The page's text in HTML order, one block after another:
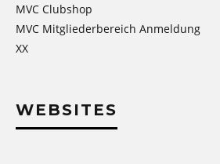
MVC Clubshop
MVC Mitgliederbereich Anmeldung
XX
WEBSITES